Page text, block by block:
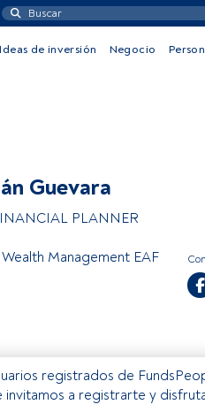
Ideas de inversión Negocio
Guevara
PLANNER
Management EAF
registrados de
invitamos a registrarte y